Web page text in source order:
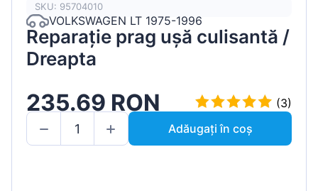
SKU: 95704010
VOLKSWAGEN LT 1975-1996
Reparație prag ușă culisantă /
Dreapta
235.69 RON
(3)
Adăugați în coș